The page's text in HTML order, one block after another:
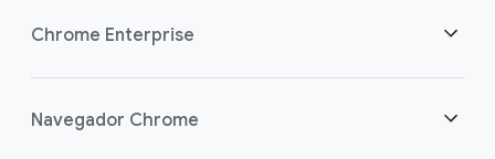
Chrome Enterprise
Segurança
Navegador Chrome